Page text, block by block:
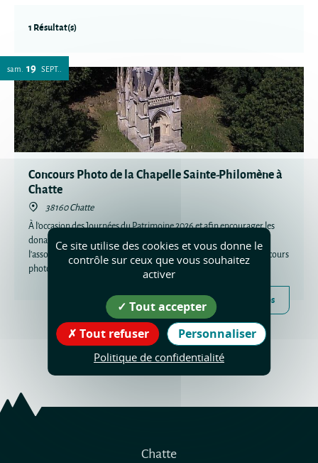
1 Résultat(s)
sam. 19 SEPT.
Concours Photo de la Chapelle Sainte-Philomène à
Chatte
38160 Chatte
À l'occasion des Journées du Patrimoine 2026 et afin encourager les
donations pour la restauration de la Chapelle Sainte-Philomène,
l'association patrimoniale chattoise « Amédé'us », organise un concours
photo du 3 avril au 30 juin 2026.
Plus d'infos
Chatte
Ce site utilise des cookies et vous donne le
contrôle sur ceux que vous souhaitez
activer
Tout accepter
Tout refuser
Personnaliser
Politique de confidentialité